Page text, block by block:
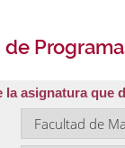
de
la asignatura que